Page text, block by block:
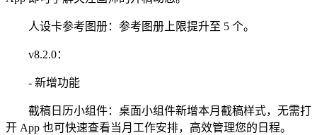
人设卡参考图册：参考图册上限提升至 5 个。
v8.2.0：
- 新增功能
截稿日历小组件：桌面小组件新增本月截稿样式，无需打
开 App 也可快速查看当月工作安排，高效管理您的日程。